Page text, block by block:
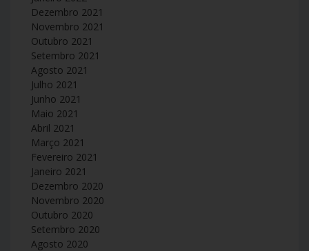
Dezembro 2021
Novembro 2021
Outubro 2021
Setembro 2021
Agosto 2021
Julho 2021
Junho 2021
Maio 2021
Abril 2021
Março 2021
Fevereiro 2021
Janeiro 2021
Dezembro 2020
Novembro 2020
Outubro 2020
Setembro 2020
Agosto 2020